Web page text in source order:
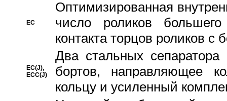
EC
Oптимизированная
число роликов
контакта торцов роликов с
EC(J),
ECC(J)
Два стальных сепаратора
бортов, направляющее
кольцу и усиленный